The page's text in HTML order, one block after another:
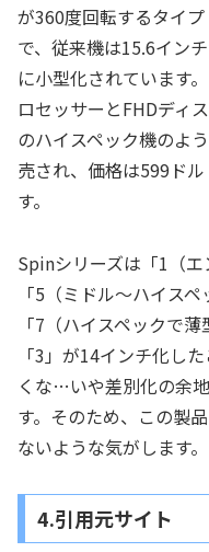
が360度回転するタイプ
で、従来機は15.6イン
に小型化されています
ロセッサーとFHDディ
のハイスペック機のよ
売され、価格は599ド
す。
Spinシリーズは「1（エ
「5（ミドル～ハイス
「7（ハイスペックで
「3」が14インチ化し
くな…いや差別化の余
す。そのため、この製
ないような気がします。
4.引用元サイト